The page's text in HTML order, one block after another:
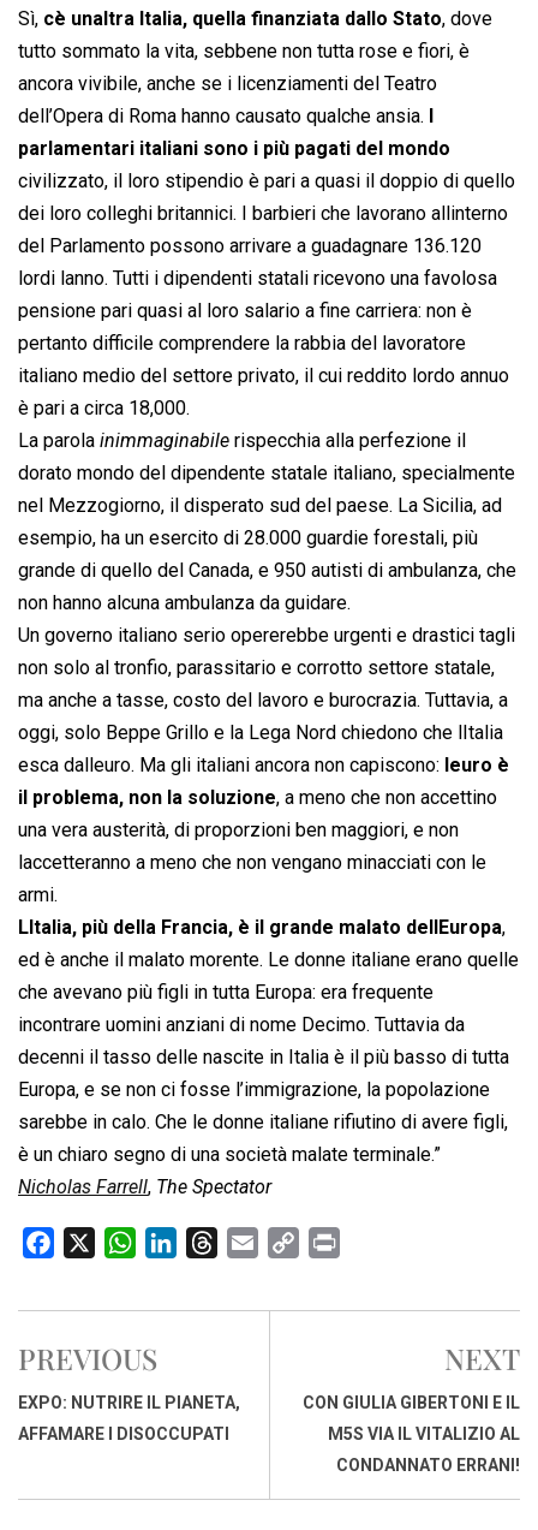
Sì, cè unaltra Italia, quella finanziata dallo Stato, dove
tutto sommato la vita, sebbene non tutta rose e fiori, è
ancora vivibile, anche se i licenziamenti del Teatro
dell’Opera di Roma hanno causato qualche ansia.
parlamentari italiani sono i più pagati del mondo
civilizzato, il loro stipendio è pari a quasi il doppio di quello
dei loro colleghi britannici. I barbieri che lavorano allinterno
del Parlamento possono arrivare a guadagnare 136.120
lordi lanno. Tutti i dipendenti statali ricevono una favolosa
pensione pari quasi al loro salario a fine carriera: non è
pertanto difficile comprendere la rabbia del lavoratore
italiano medio del settore privato, il cui reddito lordo annuo
è pari a circa 18,000.
La parola  inimmaginabile  rispecchia alla perfezione il
dorato mondo del dipendente statale italiano, specialmente
nel Mezzogiorno, il disperato sud del paese. La Sicilia, ad
esempio, ha un esercito di 28.000 guardie forestali, più
grande di quello del Canada, e 950 autisti di ambulanza, che
non hanno alcuna ambulanza da guidare.
Un governo italiano serio opererebbe urgenti e drastici tagli
non solo al tronfio, parassitario e corrotto settore statale,
ma anche a tasse, costo del lavoro e burocrazia. Tuttavia, a
oggi, solo Beppe Grillo e la Lega Nord chiedono che lItalia
esca dalleuro. Ma gli italiani ancora non capiscono: leuro è
il problema, non la soluzione, a meno che non accettino
una vera austerità, di proporzioni ben maggiori, e non
laccetteranno a meno che non vengano minacciati con le
armi.
LItalia, più della Francia, è il grande malato dellEuropa,
ed è anche il malato morente. Le donne italiane erano quelle
che avevano più figli in tutta Europa: era frequente
incontrare uomini anziani di nome Decimo. Tuttavia da
decenni il tasso delle nascite in Italia è il più basso di tutta
Europa, e se non ci fosse l’immigrazione, la popolazione
sarebbe in calo. Che le donne italiane rifiutino di avere figli,
è un chiaro segno di una società malate terminale.”
Nicholas Farrell, The Spectator
c
b
o
o
W
a
s
A
p
n
d
I
r
d
s
a
p
i
PREVIOUS
EXPO: NUTRIRE IL PIANETA,
AFFAMARE I DISOCCUPATI
NEXT
CON GIULIA GIBERTONI E IL
M5S VIA IL VITALIZIO AL
CONDANNATO ERRANI!